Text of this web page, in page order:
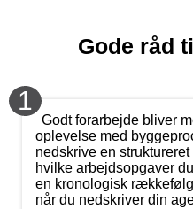
Gode råd
1
Godt forarbejde bliver
oplevelse med
nedskrive en
hvilke arbejdsopgaver
en kronologisk
når du nedskriver din